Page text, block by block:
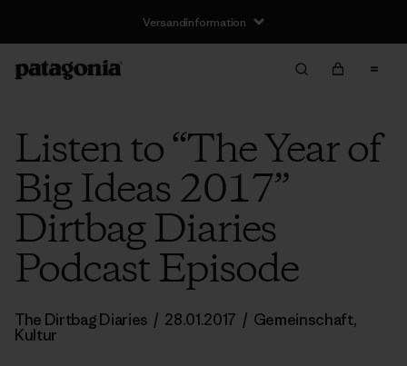
Versandinformation
Listen to “The Year of
Big Ideas 2017”
Dirtbag Diaries
Podcast Episode
The Dirtbag Diaries / 28.01.2017 / Gemeinschaft,
Kultur